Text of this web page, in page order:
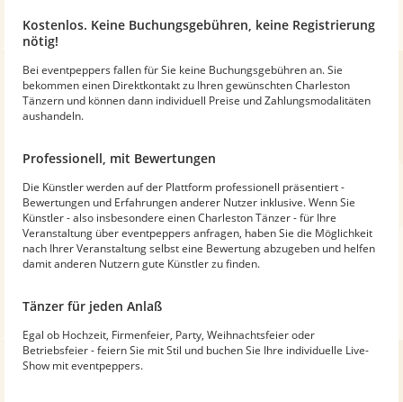
Kostenlos. Keine Buchungsgebühren, keine Registrierung
nötig!
Bei eventpeppers fallen für Sie keine Buchungsgebühren an. Sie
bekommen einen Direktkontakt zu Ihren gewünschten Charleston
Tänzern und können dann individuell Preise und Zahlungsmodalitäten
aushandeln.
Professionell, mit Bewertungen
Die Künstler werden auf der Plattform professionell präsentiert -
Bewertungen und Erfahrungen anderer Nutzer inklusive. Wenn Sie
Künstler - also insbesondere einen Charleston Tänzer - für Ihre
Veranstaltung über eventpeppers anfragen, haben Sie die Möglichkeit
nach Ihrer Veranstaltung selbst eine Bewertung abzugeben und helfen
damit anderen Nutzern gute Künstler zu finden.
Tänzer für jeden Anlaß
Egal ob Hochzeit, Firmenfeier, Party, Weihnachtsfeier oder
Betriebsfeier - feiern Sie mit Stil und buchen Sie Ihre individuelle Live-
Show mit eventpeppers.